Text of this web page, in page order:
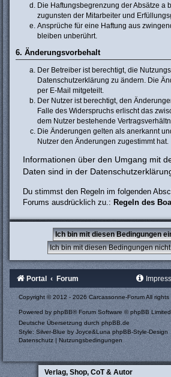
Die Haftungsbegrenzung der Absätze a
zugunsten der Mitarbeiter und
Ansprüche für eine Haftung aus
bleiben unberührt.
6. Änderungsvorbehalt
Der Betreiber ist berechtigt, die
Datenschutzerklärung zu ändern. Die
per E-Mail mitgeteilt.
Der Nutzer ist berechtigt, den
Falle des Widerspruchs erlischt das
dem Nutzer bestehende
Die Änderungen gelten als anerkannt
Nutzer den Änderungen zugestimmt hat.
Informationen über den Umgang mit
Daten sind in der
Du stimmst den Regeln im folgenden
Forums ausdrücklich zu.: Regeln des
Portal Forum
Copyright © 2012 - 2026 Carcassonne-Forum All rights
Powered byphpBB® Forum Software © phpBB Limited
Deutsche Übersetzung durch phpBB.de
Style: Silver-Blue by Joyce&LunaphpBB-Style-Design
Datenschutz |Nutzungsbedingungen
Verlag, Shop, CoT & Autor